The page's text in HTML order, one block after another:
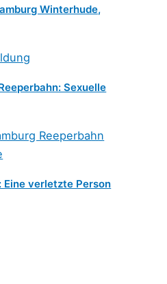
Winterhude,
Sexuelle
Eine verletzte Person